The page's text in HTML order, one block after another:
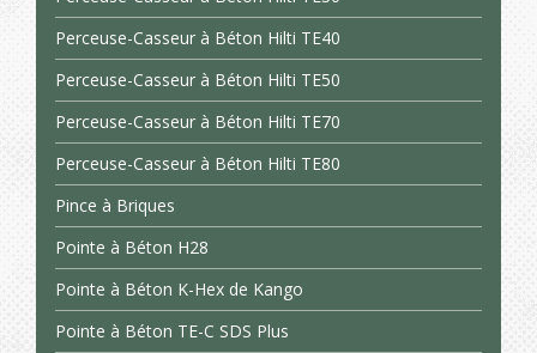
Perceuse-Casseur à Béton Hilti TE40
Perceuse-Casseur à Béton Hilti TE50
Perceuse-Casseur à Béton Hilti TE70
Perceuse-Casseur à Béton Hilti TE80
Pince à Briques
Pointe à Béton H28
Pointe à Béton K-Hex de Kango
Pointe à Béton TE-C SDS Plus